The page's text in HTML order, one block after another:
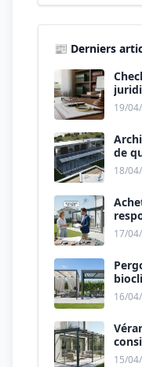
📰 Derniers
19/
de
18/
17/
16/
15/